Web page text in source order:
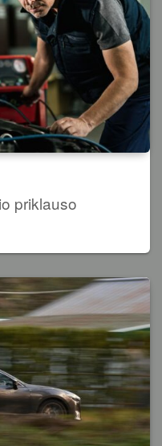
priklauso